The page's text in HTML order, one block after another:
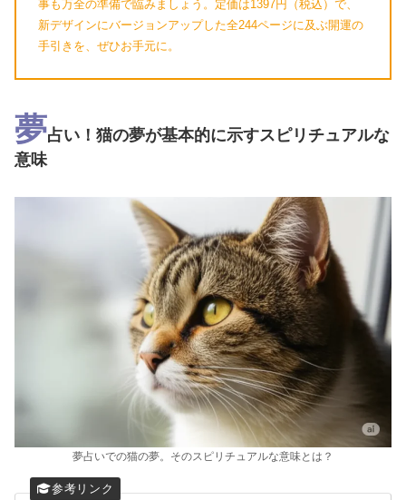
事も万全の準備で臨みましょう。定価は1397円（税込）で、
新デザインにバージョンアップした全244ページに及ぶ開運の
手引きを、ぜひお手元に。
夢占い！猫の夢が基本的に示すスピリチュアルな
意味
夢占いでの猫の夢。そのスピリチュアルな意味とは？